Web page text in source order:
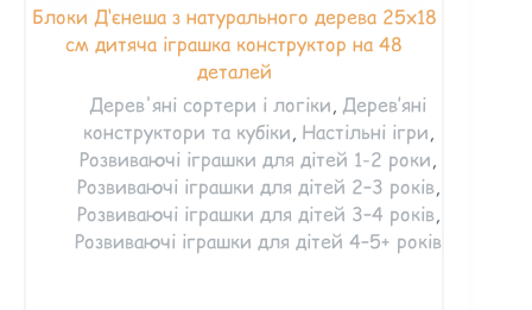
Блоки Д‘єнеша з натурального дерева 25х18
см дитяча іграшка конструктор на 48
деталей
Дерев'яні сортери і логіки, Дерев’яні
конструктори та кубіки, Настільні ігри,
Розвиваючі іграшки для дітей 1-2 роки,
Розвиваючі іграшки для дітей 2–3 років,
Розвиваючі іграшки для дітей 3–4 років,
Розвиваючі іграшки для дітей 4–5+ років